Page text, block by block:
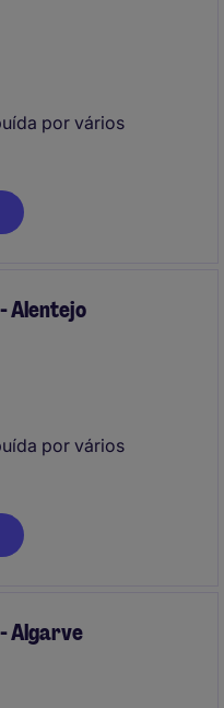
por vários
Alentejo
por vários
Algarve